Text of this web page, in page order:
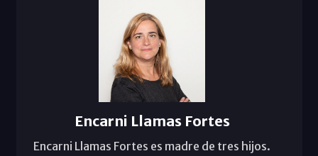
Encarni Llamas Fortes
Encarni Llamas Fortes es madre de tres hijos.